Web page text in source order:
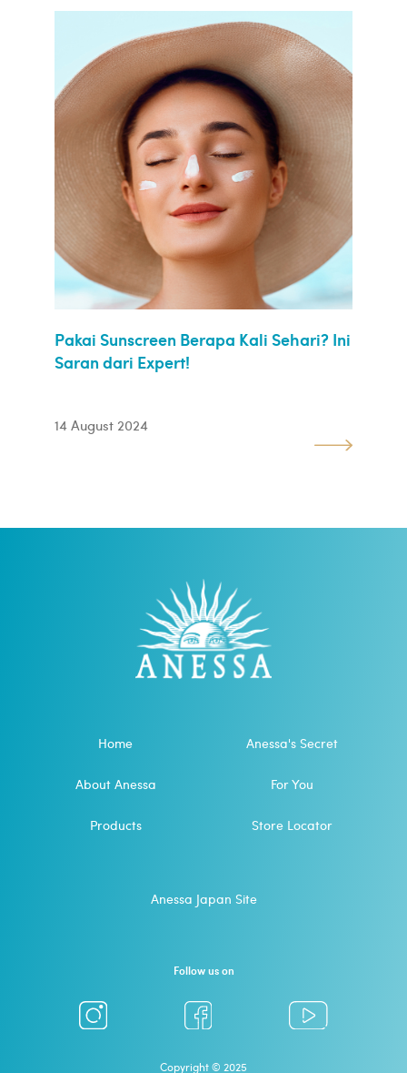
Pakai Sunscreen Berapa Kali Sehari? Ini
Saran dari Expert!
14 August 2024
Home
About Anessa
Products
Anessa's Secret
For You
Store Locator
Anessa Japan Site
Follow us on
Copyright © 2025